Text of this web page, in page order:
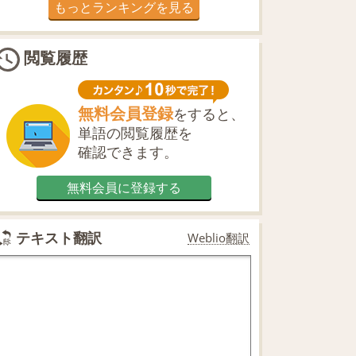
もっとランキングを見る
閲覧履歴
無料会員登録をすると、
単語の閲覧履歴を
確認できます。
無料会員に登録する
テキスト翻訳 Weblio翻訳